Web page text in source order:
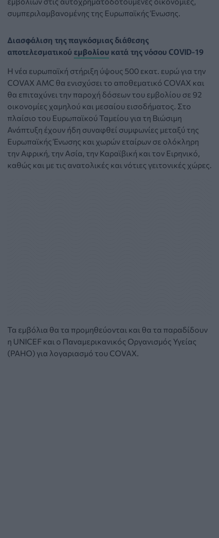
συμπεριλαμβανομένης της Ευρωπαϊκής Ένωσης.
Διασφάλιση της παγκόσμιας διάθεσης
αποτελεσματικούεμβολίου κατά της νόσου COVID-19
Η νέα ευρωπαϊκή στήριξη ύψους 500 εκατ. ευρώ για την
COVAX AMC θα ενισχύσει το αποθεματικό COVAX και
θα επιταχύνει την παροχή δόσεων του εμβολίου σε 92
οικονομίες χαμηλού και μεσαίου εισοδήματος. Στο
πλαίσιο του Ευρωπαϊκού Ταμείου για τη Βιώσιμη
Ανάπτυξη έχουν ήδη συναφθεί συμφωνίες μεταξύ της
Ευρωπαϊκής Ένωσης και χωρών εταίρων σε ολόκληρη
την Αφρική, την Ασία, την Καραϊβική και τον Ειρηνικό,
καθώς και με τις ανατολικές και νότιες γειτονικές χώρες.
Τα εμβόλια θα τα προμηθεύονται και θα τα παραδίδουν
η UNICEF και ο Παναμερικανικός Οργανισμός Υγείας
(PAHO) για λογαριασμό του COVAX.